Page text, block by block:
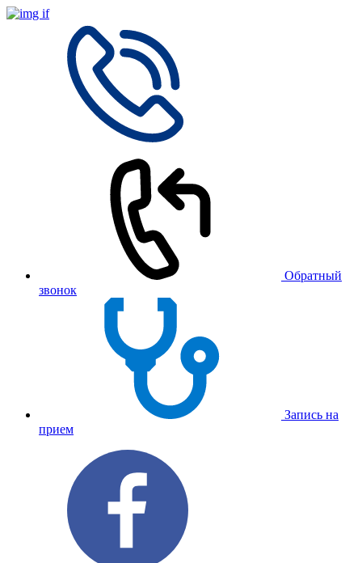
Обратный
звонок
Запись на
прием